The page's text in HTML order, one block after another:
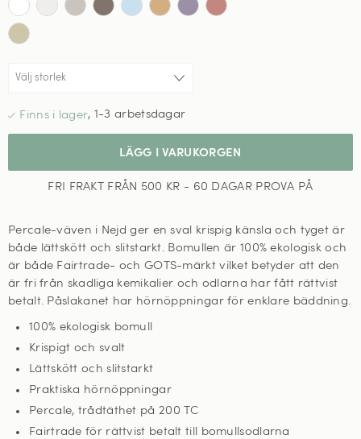
, 1-3 arbetsdagar
LÄGG I VARUKORGEN
FRI FRAKT FRÅN 500 KR - 60 DAGAR PROVA PÅ
Percale-väven i Nejd ger en sval krispig känsla och tyget är
både lättskött och slitstarkt. Bomullen är 100% ekologisk och
är både Fairtrade- och GOTS-märkt vilket betyder att den
är fri från skadliga kemikalier och odlarna har fått rättvist
betalt. Påslakanet har hörnöppningar för enklare bäddning.
100% ekologisk bomull
Krispigt och svalt
Lättskött och slitstarkt
Praktiska hörnöppningar
Percale, trådtäthet på 200 TC
Fairtrade för rättvist betalt till bomullsodlarna